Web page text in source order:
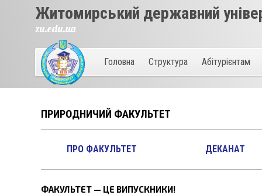
Житомирський державний
zu.edu.ua
Головна Структура Абітурієнтам
ПРИРОДНИЧИЙ ФАКУЛЬТЕТ
ПРО ФАКУЛЬТЕТ ДЕКАНАТ
ФАКУЛЬТЕТ — ЦЕ ВИПУСКНИКИ!